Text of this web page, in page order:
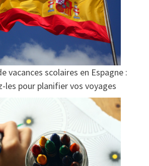
vacances scolaires en Espagne :
les pour planifier vos voyages